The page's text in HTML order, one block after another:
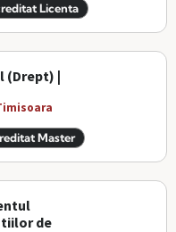
Licenta
(Drept) |
Master
de